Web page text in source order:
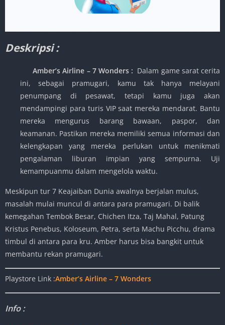
Deskripsi :
Amber’s Airline – 7 Wonders : Dalam game sarat cerita
ini, sebagai pramugari, kamu tak hanya melayani
penumpang di pesawat, tetapi kamu juga akan
mendampingi para turis VIP saat mereka mendarat. Bantu
mereka mengurus barang bawaan, paspor, dan
keamanan. Pastikan mereka memiliki semua informasi dan
kelengkapan yang mereka perlukan untuk menikmati
pengalaman liburan impian yang sempurna. Uji
kemampuanmu dalam mengelola waktu.
Meskipun tur 7 Keajaiban Dunia awalnya berjalan mulus,
masalah mulai muncul di antara para pramugari. Di balik
kemegahan Tembok Besar, Chichen Itza, Taj Mahal, Patung
Kristus Penebus, Koloseum, Petra, serta Machu Picchu, drama
timbul di antara para kru. Amber harus bisa bangkit untuk
membantu rekan pramugari.
Playstore Link :Amber’s Airline – 7 Wonders
Info :